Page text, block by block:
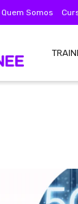
Quem Somos